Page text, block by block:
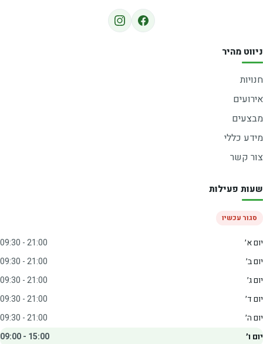
ניווט מהיר
חנויות
אירועים
מבצעים
מידע כללי
צור קשר
שעות פעילות
סגור עכשיו
יום א׳
09:30 - 21:00
יום ב׳
09:30 - 21:00
יום ג׳
09:30 - 21:00
יום ד׳
09:30 - 21:00
יום ה׳
09:30 - 21:00
יום ו׳
09:00 - 15:00